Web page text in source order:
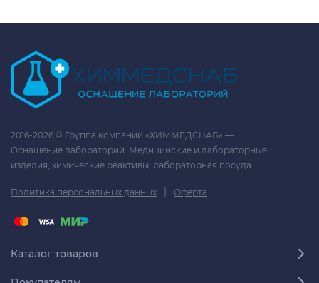
2016-2026 © Группа компаний «ХИММЕДСНАБ» —
Оснащение лабораторий. Медицинские и лабораторные
изделия, химические реактивы, лабораторная посуда.
Политика персональных данных | Оферта
Каталог товаров